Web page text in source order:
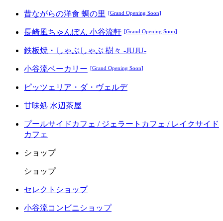
昔ながらの洋食 蜩の里 [Grand Opening Soon]
長崎風ちゃんぽん 小谷流軒 [Grand Opening Soon]
鉄板焼・しゃぶしゃぶ 樹々 -JUJU-
小谷流ベーカリー [Grand Opening Soon]
ピッツェリア・ダ・ヴェルデ
甘味処 水辺茶屋
プールサイドカフェ / ジェラートカフェ / レイクサイド
カフェ
ショップ
ショップ
セレクトショップ
小谷流コンビニショップ